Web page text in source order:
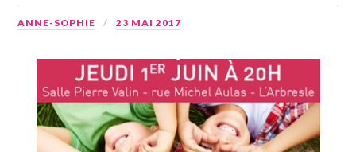
ANNE-SOPHIE 23 MAI 2017